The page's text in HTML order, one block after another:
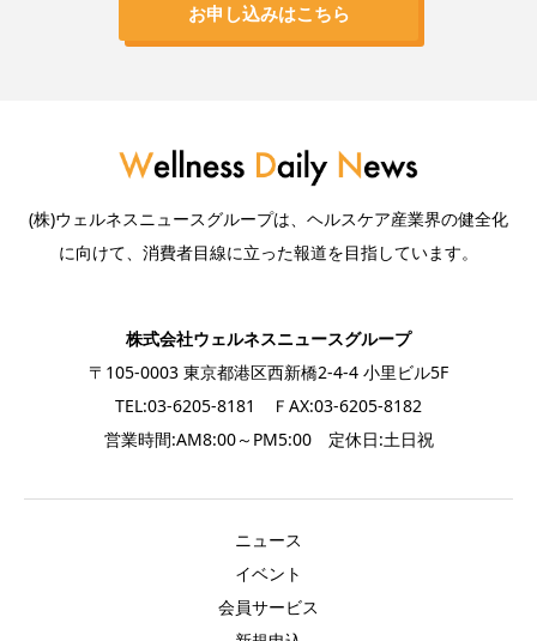
お申し込みはこちら
(株)ウェルネスニュースグループは、ヘルスケア産業界の健全化
に向けて、消費者目線に立った報道を目指しています。
株式会社ウェルネスニュースグループ
〒105-0003 東京都港区西新橋2-4-4 小里ビル5F
TEL:03-6205-8181 ＦAX:03-6205-8182
営業時間:AM8:00～PM5:00 定休日:土日祝
ニュース
イベント
会員サービス